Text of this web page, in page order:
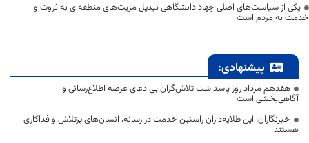
یکی از سیاست‌های اصلی جهاد دانشگاهی تبدیل مزیت‌های منطقه‌ای به ثروت و
خدمت به مردم است
پیشنهادی:
هفدهم مرداد روز پاسداشت تلاش‌گران بی‌ادعای عرصه اطلاع‌رسانی و
آگاهی‌بخشی است
خبرنگاران، این طلایه‌داران راستین خدمت در رسانه، انسان‌های پرتلاش و فداکاری
هستند